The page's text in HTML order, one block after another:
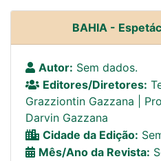
BAHIA -
Autor: Sem dados.
Editores/Diretores:
Grazziontin Gazzana |
Darvin Gazzana
Cidade da Edição:
Mês/Ano da Revista: